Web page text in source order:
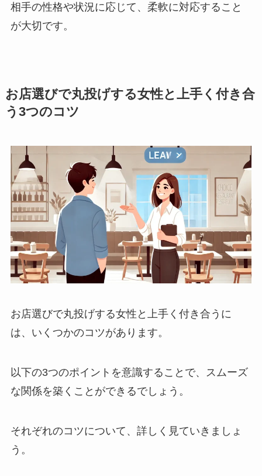
相手の性格や状況に応じて、柔軟に対応すること
が大切です。
お店選びで丸投げする女性と上手く付き合
う3つのコツ
お店選びで丸投げする女性と上手く付き合うに
は、いくつかのコツがあります。
以下の3つのポイントを意識することで、スムーズ
な関係を築くことができるでしょう。
それぞれのコツについて、詳しく見ていきましょ
う。